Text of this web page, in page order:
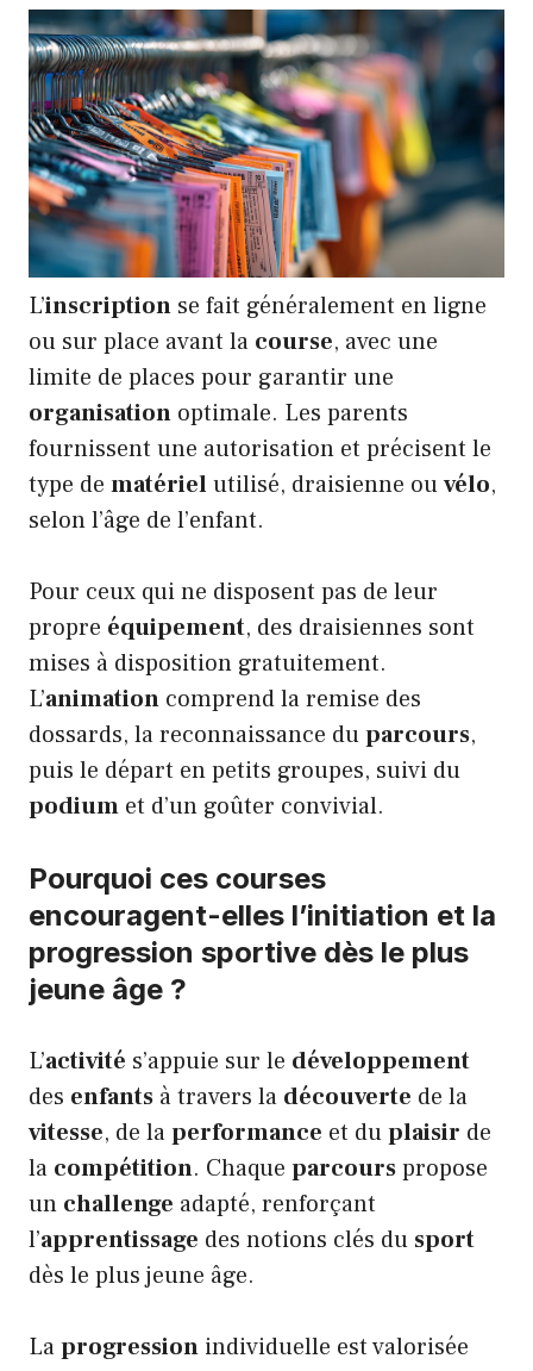
L’inscription se fait généralement en ligne
ou sur place avant la course, avec une
limite de places pour garantir une
organisation optimale. Les parents
fournissent une autorisation et précisent le
type de matérielutilisé, draisienne ouvélo,
selon l’âge de l’enfant.
Pour ceux qui ne disposent pas de leur
propre équipement, des draisiennes sont
mises à disposition gratuitement.
L’animation comprend la remise des
dossards, la reconnaissance duparcours,
puis le départ en petits groupes, suivi du
podium et d’un goûter convivial.
Pourquoi ces courses
encouragent-elles l’initiation et la
progression sportive dès le plus
jeune âge ?
L’activité s’appuie sur le développement
des enfants à travers la découverte de la
vitesse, de laperformance et duplaisir de
la compétition. Chaque parcourspropose
un challenge adapté, renforçant
l’apprentissage des notions clés du sport
dès le plus jeune âge.
Laprogression individuelle est valorisée